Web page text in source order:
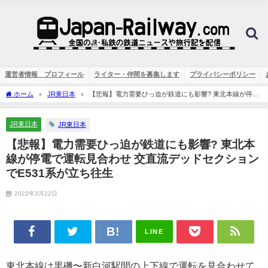
運営者情報 プロフィール ライター・仲間を募集します プライバシーポリシー
ホーム JR東日本
【悲報】電力需要ひっ迫が鉄道にも影響? 東北本線が停電
で運転見合わせ 交直流デッドセクションでE531系が立ち往生
JR東日本 JR東日本
【悲報】電力需要ひっ迫が鉄道にも影響? 東北本
線が停電で運転見合わせ 交直流デッドセクション
でE531系が立ち往生
2022年3月22日
LINE
東北本線は黒磯〜新白河駅間の上下線で運転を見合わせて